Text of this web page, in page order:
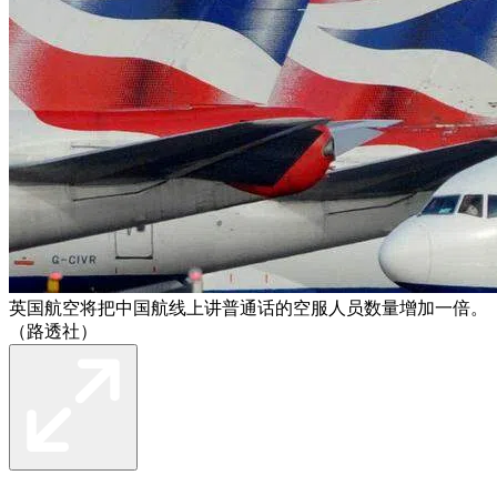
英国航空将把中国航线上讲普通话的空服人员数量增加一倍。
（路透社）